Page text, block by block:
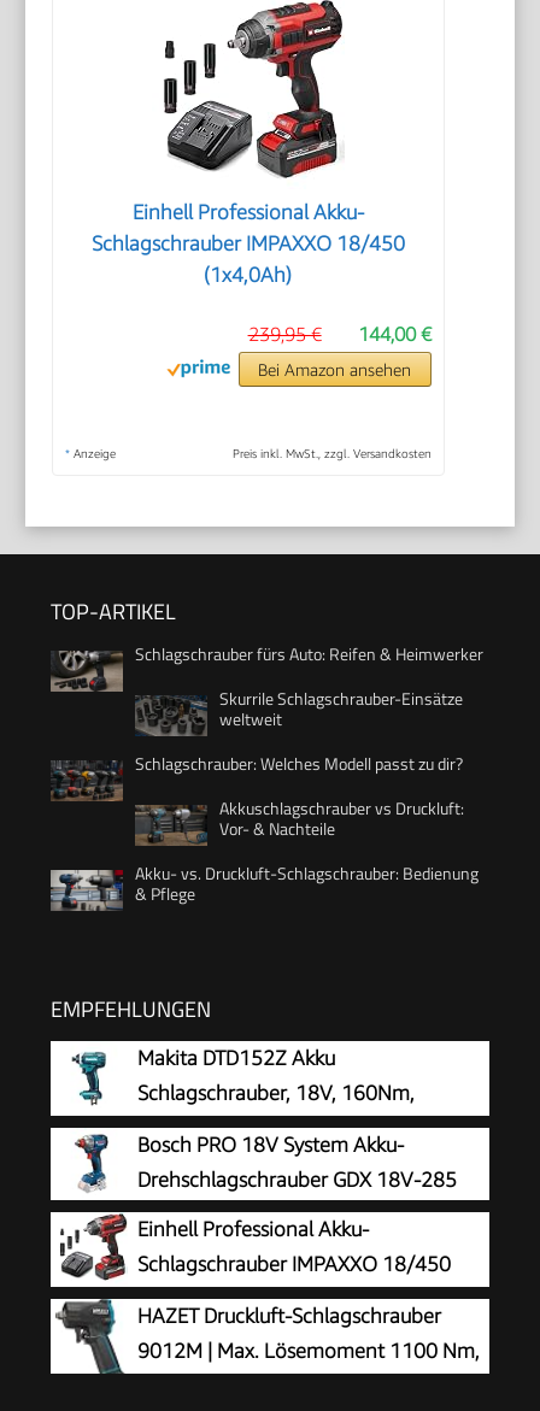
Einhell Professional Akku-
Schlagschrauber IMPAXXO 18/450
(1x4,0Ah)
144,00 €
239,95 €
Bei Amazon ansehen
* Anzeige Preis inkl. MwSt., zzgl. Versandkosten
TOP-ARTIKEL
Schlagschrauber fürs Auto: Reifen & Heimwerker
Skurrile Schlagschrauber-Einsätze
weltweit
Schlagschrauber: Welches Modell passt zu dir?
Akkuschlagschrauber vs Druckluft:
Vor- & Nachteile
Akku- vs. Druckluft-Schlagschrauber: Bedienung
& Pflege
EMPFEHLUNGEN
Makita DTD152Z Akku
Schlagschrauber, 18V, 160Nm,
Batteriebetrieben, Standard, Blau
Bosch PRO 18V System Akku-
Drehschlagschrauber GDX 18V-285
Einhell Professional Akku-
Schlagschrauber IMPAXXO 18/450
(1x4,0Ah)
HAZET Druckluft-Schlagschrauber
9012M | Max. Lösemoment 1100 Nm,